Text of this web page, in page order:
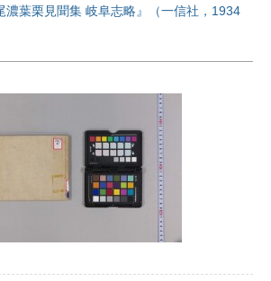
濃葉栗見聞集 岐阜志略』（一信社，1934